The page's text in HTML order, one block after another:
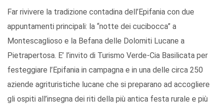
Far rivivere la tradizione contadina dell’Epifania con due
appuntamenti principali: la “notte dei cucibocca” a
Montescaglioso e la Befana delle Dolomiti Lucane a
Pietrapertosa. E’ l’invito di Turismo Verde-Cia Basilicata per
festeggiare l’Epifania in campagna e in una delle circa 250
aziende agrituristiche lucane che si preparano ad accogliere
gli ospiti all’insegna dei riti della più antica festa rurale e più